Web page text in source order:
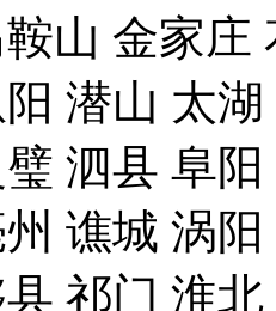
山 金家庄
潜山 太
泗县 阜
谯城 涡
祁门 淮